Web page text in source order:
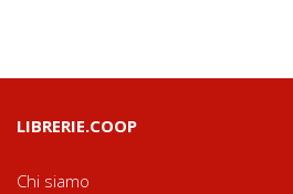
LIBRERIE.COOP
Chi siamo